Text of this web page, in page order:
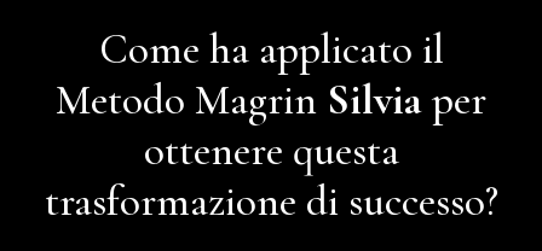
Come ha applicato il
Metodo Magrin Silviaper
ottenere questa
trasformazione di successo?